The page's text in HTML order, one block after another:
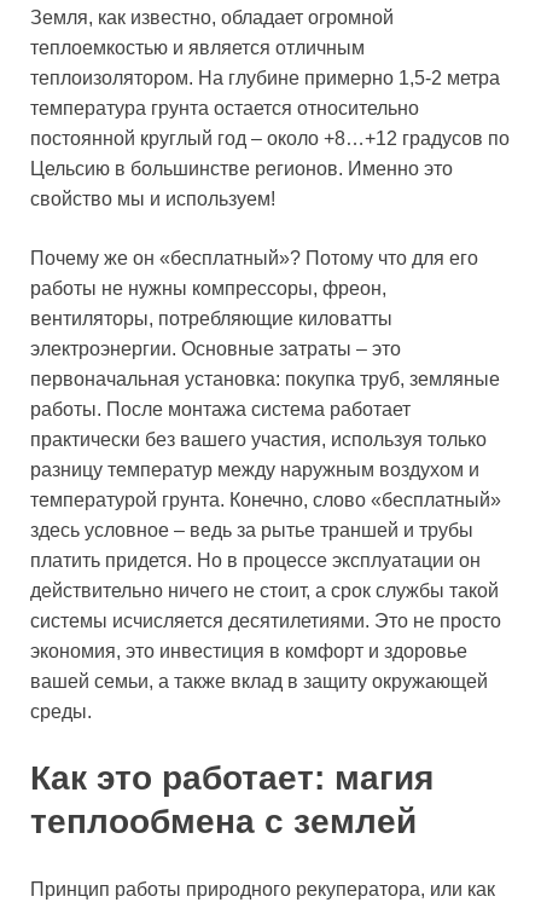
Земля, как известно, обладает огромной
теплоемкостью и является отличным
теплоизолятором. На глубине примерно 1,5-2 метра
температура грунта остается относительно
постоянной круглый год – около +8…+12 градусов по
Цельсию в большинстве регионов. Именно это
свойство мы и используем!
Почему же он «бесплатный»? Потому что для его
работы не нужны компрессоры, фреон,
вентиляторы, потребляющие киловатты
электроэнергии. Основные затраты – это
первоначальная установка: покупка труб, земляные
работы. После монтажа система работает
практически без вашего участия, используя только
разницу температур между наружным воздухом и
температурой грунта. Конечно, слово «бесплатный»
здесь условное – ведь за рытье траншей и трубы
платить придется. Но в процессе эксплуатации он
действительно ничего не стоит, а срок службы такой
системы исчисляется десятилетиями. Это не просто
экономия, это инвестиция в комфорт и здоровье
вашей семьи, а также вклад в защиту окружающей
среды.
Как это работает: магия
теплообмена с землей
Принцип работы природного рекуператора, или как